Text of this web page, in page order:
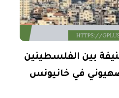
بين الفلسطينين
في خانيونس